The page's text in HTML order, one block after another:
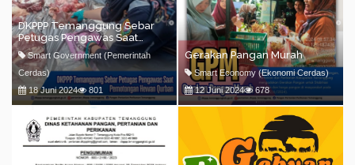
DKPPP Temanggung Sebar
Petugas Pengawas Saat
Pemotongan Hewan Kurban
Smart Government (Pemerintah
Cerdas)
18 Juni 2024
801
Gerakan Pangan Murah
Smart Economy (Ekonomi Cerdas)
12 Juni 2024
678